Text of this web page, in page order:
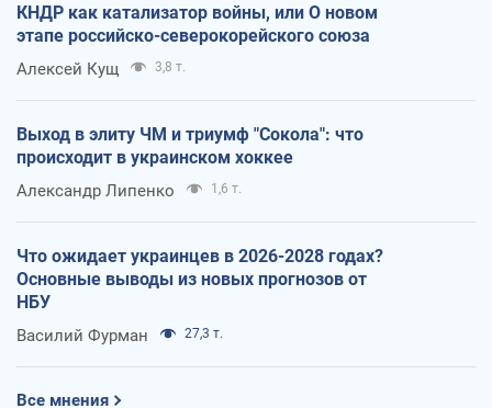
КНДР как катализатор войны, или О новом
этапе российско-северокорейского союза
Алексей Кущ 3,8 т.
Выход в элиту ЧМ и триумф "Сокола": что
происходит в украинском хоккее
Александр Липенко 1,6 т.
Что ожидает украинцев в 2026-2028 годах?
Основные выводы из новых прогнозов от
НБУ
Василий Фурман 27,3 т.
Все мнения